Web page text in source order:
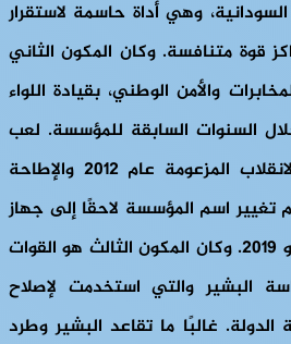
السودانية، وهي أداة حاسمة لاستقرار
قوة متنافسة. وكان المكون الثاني
والأمن الوطني، بقيادة اللواء
السنوات السابقة للمؤسسة. لعب
قوش دورًا في محاولة الانقلاب المزعومة عام 2012 والإطاحة
في أبريل 2019. تم تغيير اسم المؤسسة لاحقًا إلى جهاز
المخابرات العامة في يوليو 2019. وكان المكون الثالث هو القوات
البشير والتي استخدمت لإصلاح
غالبًا ما تقاعد البشير وطرد